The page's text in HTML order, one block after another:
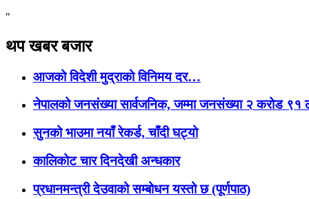
"
थप खबर बजार
आजको विदेशी मुद्राको विनिमय दर…
नेपालको जनसंख्या सार्वजनिक, जम्मा जनसंख्या २ करोड ९१
सुनको भाउमा नयाँ रेकर्ड, चाँदी घट्यो
कालिकोट चार दिनदेखी अन्धकार
प्रधानमन्त्री देउवाको सम्बोधन यस्तो छ (पूर्णपाठ)